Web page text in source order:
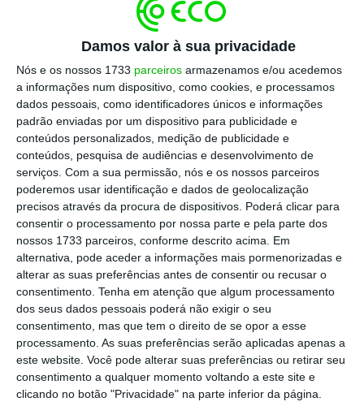
Damos valor à sua privacidade
Nós e os nossos 1733 parceiros armazenamos e/ou acedemos
a informações num dispositivo, como cookies, e processamos
dados pessoais, como identificadores únicos e informações
padrão enviadas por um dispositivo para publicidade e
conteúdos personalizados, medição de publicidade e
conteúdos, pesquisa de audiências e desenvolvimento de
serviços. Com a sua permissão, nós e os nossos parceiros
poderemos usar identificação e dados de geolocalização
precisos através da procura de dispositivos. Poderá clicar para
consentir o processamento por nossa parte e pela parte dos
nossos 1733 parceiros, conforme descrito acima. Em
alternativa, pode aceder a informações mais pormenorizadas e
alterar as suas preferências antes de consentir ou recusar o
consentimento. Tenha em atenção que algum processamento
dos seus dados pessoais poderá não exigir o seu
consentimento, mas que tem o direito de se opor a esse
processamento. As suas preferências serão aplicadas apenas a
este website. Você pode alterar suas preferências ou retirar seu
consentimento a qualquer momento voltando a este site e
clicando no botão "Privacidade" na parte inferior da página.
de apoio a André Venturadominou o
– com 49,6 mil gostos e 455,9 mil